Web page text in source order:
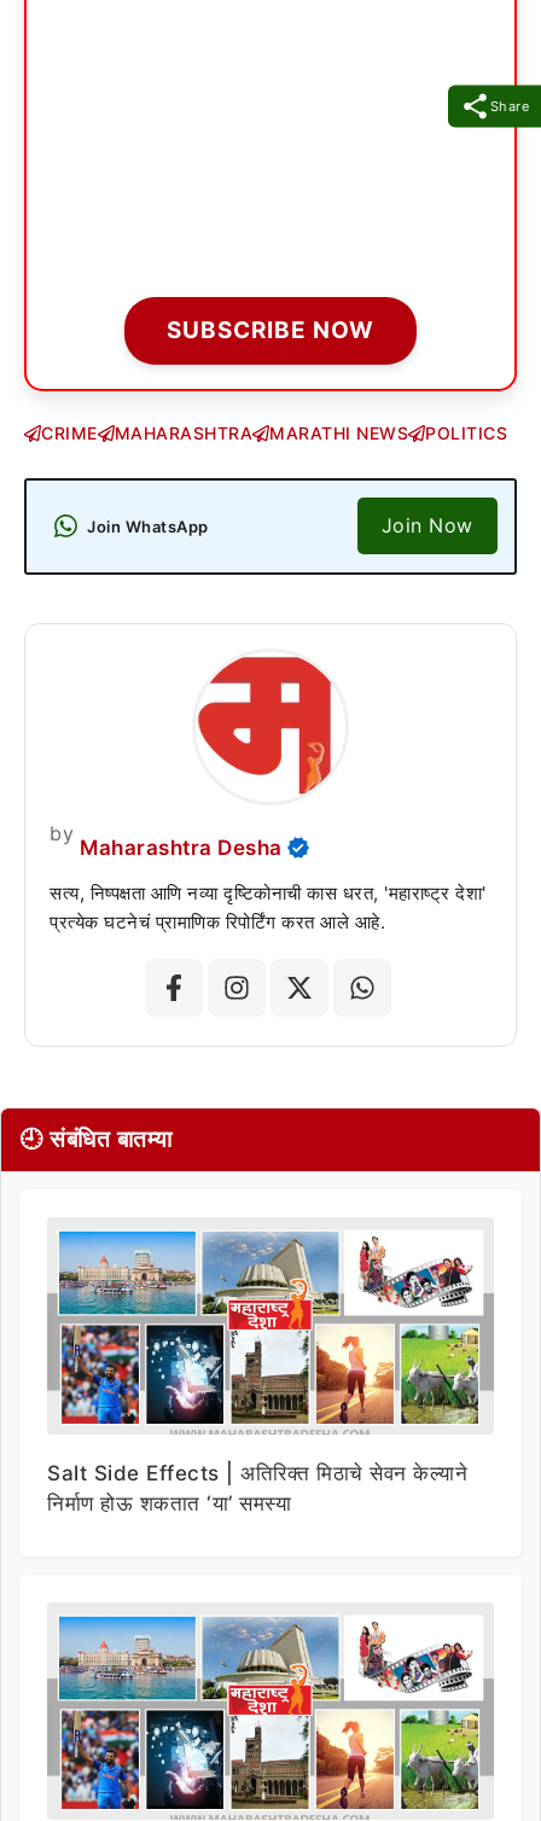
Share
SUBSCRIBE NOW
CRIME MAHARASHTRA MARATHI NEWS POLITICS
Join WhatsApp Join Now
by
Maharashtra Desha
सत्य, निष्पक्षता आणि नव्या दृष्टिकोनाची कास धरत, 'महाराष्ट्र देशा'
प्रत्येक घटनेचं प्रामाणिक रिपोर्टिंग करत आले आहे.
🕘 संबंधित बातम्या
Salt Side Effects | अतिरिक्त मिठाचे सेवन केल्याने
निर्माण होऊ शकतात ‘या’ समस्या